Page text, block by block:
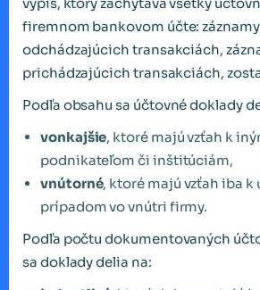
firemnom bankovom účte:
odchádzajúcich transakciách,
prichádzajúcich transakciách,
Podľa obsahu sa účtovné doklady
vonkajšie, ktoré majú vzťah k
podnikateľom či inštitúciám,
vnútorné, ktoré majú vzťah iba k
prípadom vo vnútri firmy.
Podľa počtu dokumentovaných
sa doklady delia na: